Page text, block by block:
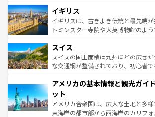
香り高いラベンダー畑など、多彩な楽
らに、パリ以外の地域にも魅力が溢
も豊かな歴史と文化が息づいている。
を参照してほしい。
顔を持つこの国は、どこを歩いても飽
ルリンの文化的活気、バイエルン州
してライン川沿いのワイン畑といっ
は、お酒好きな人にはぜひ体験してほしい。 なお
ドイツ情報はコンテンツ一覧を参照
イギリス
イギリスは、古きよき伝統と最先端
トミンスター寺院や大英博物館のよ
リアごとに異なる魅力がある。また、
ティー、ビール好きにはたまらない
戦など、本場だからこそできる体験
ンツ一覧を参照してほしい。
スイス
スイスの国土面積は九州ほどの広さ
な交通網が整備されており、初心者
の建物がそのまま残る町や、スイスな
博物館もあり、アルプス観光だけでな
ことができる。国民の所得が高いため
者向けの交通パス提供のサービスも
アメリカの基本情報と観光ガイ
ット
アメリカ合衆国は、広大な土地と多様
東海岸の都市部から西海岸のカリフ